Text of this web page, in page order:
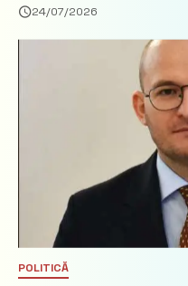
24/07/2026
POLITICĂ